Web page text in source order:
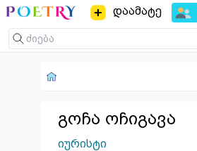
დაამატე
გოჩა ოჩიგავა
იურისტი